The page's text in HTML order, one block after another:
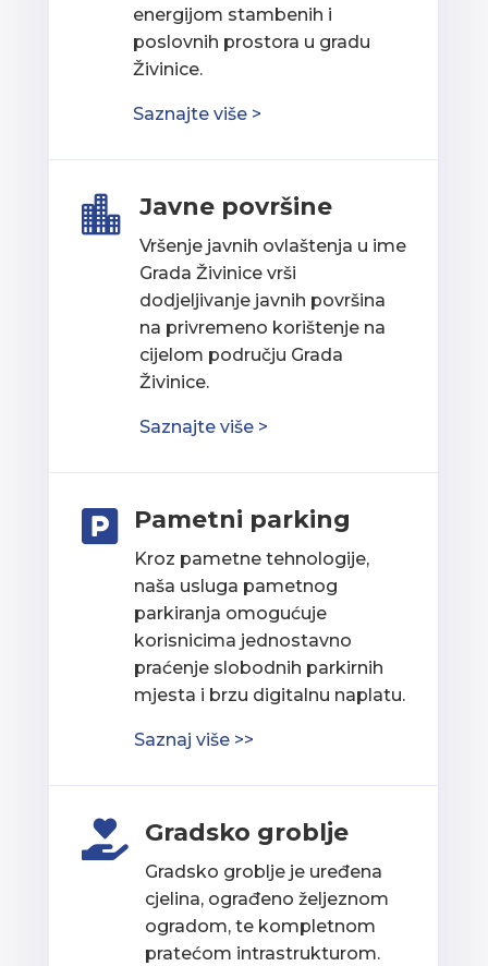
energijom stambenih i
poslovnih prostora u gradu
Živinice.
Saznajte više >
 Javne površine
Vršenje javnih ovlaštenja u ime
Grada Živinice vrši
dodjeljivanje javnih površina
na privremeno korištenje na
cijelom području Grada
Živinice.
Saznajte više >
 Pametni parking
Kroz pametne tehnologije,
naša usluga pametnog
parkiranja omogućuje
korisnicima jednostavno
praćenje slobodnih parkirnih
mjesta i brzu digitalnu naplatu.
Saznaj više >>
 Gradsko groblje
Gradsko groblje je uređena
cjelina, ograđeno željeznom
ogradom, te kompletnom
pratećom intrastrukturom.